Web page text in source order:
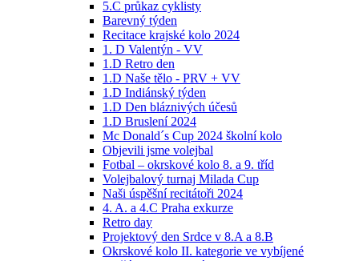
5.C průkaz cyklisty
Barevný týden
Recitace krajské kolo 2024
1. D Valentýn - VV
1.D Retro den
1.D Naše tělo - PRV + VV
1.D Indiánský týden
1.D Den bláznivých účesů
1.D Bruslení 2024
Mc Donald´s Cup 2024 školní kolo
Objevili jsme volejbal
Fotbal – okrskové kolo 8. a 9. tříd
Volejbalový turnaj Milada Cup
Naši úspěšní recitátoři 2024
4. A. a 4.C Praha exkurze
Retro day
Projektový den Srdce v 8.A a 8.B
Okrskové kolo II. kategorie ve vybíjené